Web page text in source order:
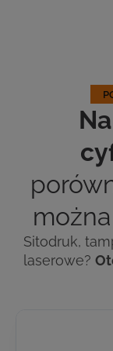
Sitodruk,
laserowe?